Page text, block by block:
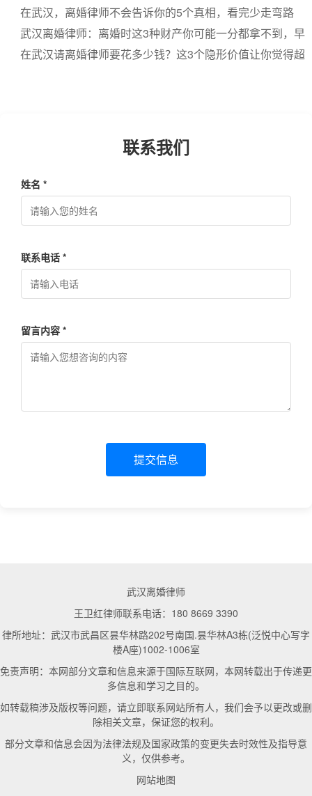
在武汉，离婚律师不会告诉你的5个真相，看完少走弯路
武汉离婚律师：离婚时这3种财产你可能一分都拿不到，早
点知道不吃亏
在武汉请离婚律师要花多少钱？这3个隐形价值让你觉得超
联系我们
姓名 *
联系电话 *
留言内容 *
提交信息
武汉离婚律师
王卫红律师联系电话：180 8669 3390
律所地址：武汉市武昌区昙华林路202号南国.昙华林A3栋(泛悦中心写字
楼A座)1002-1006室
免责声明：本网部分文章和信息来源于国际互联网，本网转载出于传递更
多信息和学习之目的。
如转载稿涉及版权等问题，请立即联系网站所有人，我们会予以更改或删
除相关文章，保证您的权利。
部分文章和信息会因为法律法规及国家政策的变更失去时效性及指导意
义，仅供参考。
网站地图